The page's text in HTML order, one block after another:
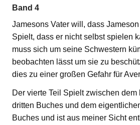
Band 4
Jamesons Vater will, dass
Spielt, dass er nicht selbst spielen
muss sich um seine Schwestern
beobachten lässt um sie zu
dies zu einer großen Gefahr für
Der vierte Teil Spielt zwischen
dritten Buches und dem
Buches und ist aus meiner Sicht